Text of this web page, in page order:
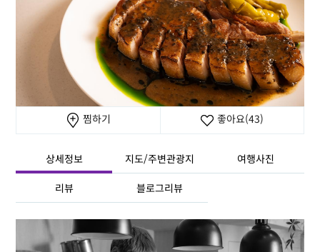
찜하기 좋아요(43)
상세정보 지도/주변관광지 여행사진
리뷰 블로그리뷰